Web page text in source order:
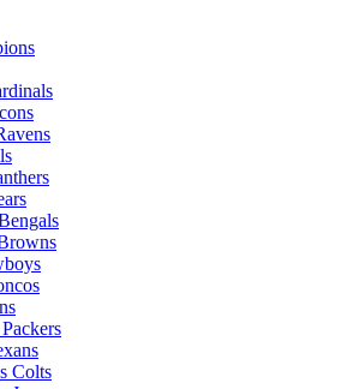
Colts